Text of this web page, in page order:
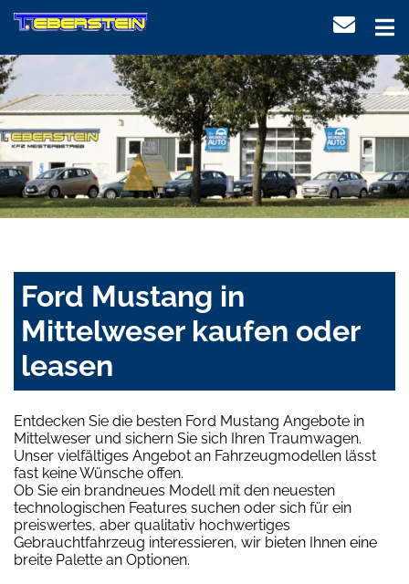
Ford Mustang in
Mittelweser kaufen oder
leasen
Entdecken Sie die besten Ford Mustang Angebote in
Mittelweser und sichern Sie sich Ihren Traumwagen.
Unser vielfältiges Angebot an Fahrzeugmodellen lässt
fast keine Wünsche offen.
Ob Sie ein brandneues Modell mit den neuesten
technologischen Features suchen oder sich für ein
preiswertes, aber qualitativ hochwertiges
Gebrauchtfahrzeug interessieren, wir bieten Ihnen eine
breite Palette an Optionen.